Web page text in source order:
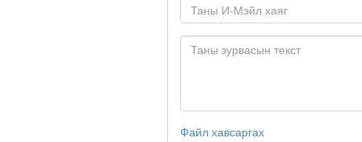
Файл хавсаргах